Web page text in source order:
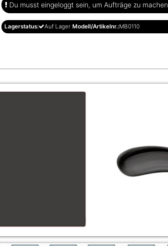
Du musst eingeloggt sein, um Aufträge zu machen
Lagerstatus: Auf Lager Modell/Artikelnr.:MB0110